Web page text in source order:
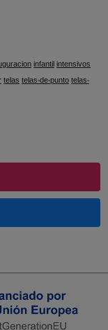
infantilintensivos
telastelas-de-puntotelas-